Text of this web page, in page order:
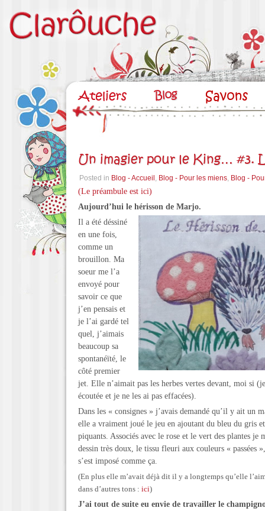
Un imagier pour le King… #3.
Posted in Blog - Accueil , Blog - Pour les miens, Blog -
(Le préambule est ici)
Aujourd’hui le hérisson de Marjo.
Il a été déssiné
en une fois,
comme un
brouillon. Ma
soeur me l’a
envoyé pour
savoir ce que
j’en pensais et
je l’ai gardé tel
quel, j’aimais
beaucoup sa
spontanéïté, le
côté premier
jet. Elle n’aimait pas les herbes vertes devant, moi si
écoutée et je ne les ai pas effacées).
Dans les « consignes » j’avais demandé qu’il y ait un
elle a vraiment joué le jeu en ajoutant du bleu du gris
piquants. Associés avec le rose et le vert des plantes je
dessin très doux, le tissu fleuri aux couleurs « passées
s’est imposé comme ça.
(En plus elle m’avait déjà dit il y a longtemps qu’elle
dans d’autres tons : ici)
J’ai tout de suite eu envie de travailler le